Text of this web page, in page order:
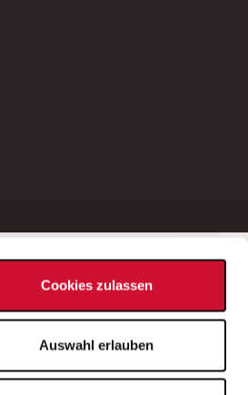
Cookies zulassen
Auswahl erlauben
einer Stellenausschreibung
bitte an die*den in der
genannte*n